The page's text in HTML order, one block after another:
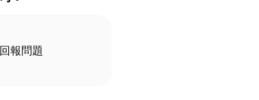
回報問題